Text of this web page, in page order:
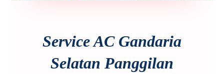
Service AC Gandaria
Selatan Panggilan